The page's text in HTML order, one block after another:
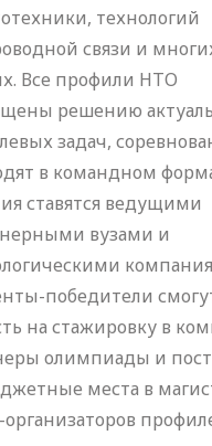
технологий
связи и
Все профили НТО
решению
задач,
в командном
ставятся ведущими
вузами и
победители
на стажировку в
олимпиады и
места в
организаторов